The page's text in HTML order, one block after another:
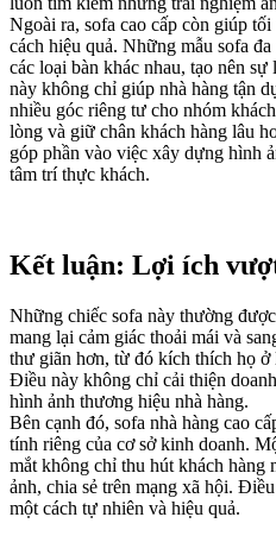
Ngoài ra, sofa cao cấp còn giúp
cách hiệu quả. Những mẫu sofa
các loại bàn khác nhau, tạo nên
này không chỉ giúp nhà hàng tận
nhiều góc riêng tư cho nhóm
lòng và giữ chân khách hàng lâu
góp phần vào việc xây dựng hình
tâm trí thực khách.
Kết luận: Lợi ích
Những chiếc sofa này thường
mang lại cảm giác thoải mái và
thư giãn hơn, từ đó kích thích họ
Điều này không chỉ cải thiện
hình ảnh thương hiệu nhà hàng.
Bên cạnh đó, sofa nhà hàng cao
tính riêng của cơ sở kinh doanh.
mắt không chỉ thu hút khách hàng
ảnh, chia sẻ trên mạng xã hội.
một cách tự nhiên và hiệu quả.